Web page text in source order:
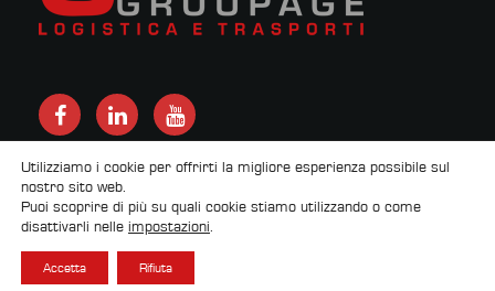
byNewton srl
Utilizziamo i cookie per offrirti la migliore esperienza possibile sul
nostro sito web.
Puoi scoprire di più su quali cookie stiamo utilizzando o come
disattivarli nelle impostazioni.
Accetta Rifiuta